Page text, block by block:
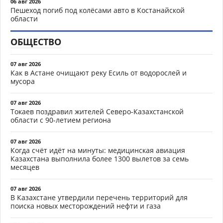
Пешеход погиб под колёсами авто в Костанайской
области
ОБЩЕСТВО
07 авг 2026
Как в Астане очищают реку Есиль от водорослей и
мусора
07 авг 2026
Токаев поздравил жителей Северо-Казахстанской
области с 90-летием региона
07 авг 2026
Когда счёт идёт на минуты: медицинская авиация
Казахстана выполнила более 1300 вылетов за семь
месяцев
07 авг 2026
В Казахстане утвердили перечень территорий для
поиска новых месторождений нефти и газа